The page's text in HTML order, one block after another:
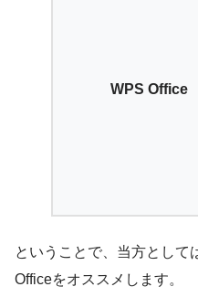
WPS Office
ということで、当方として
Officeをオススメします。